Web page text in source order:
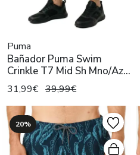
Puma
Bañador Puma Swim
Crinkle T7 Mid Sh Mno/Az
Hombre
31,99€ 39,99€
20%